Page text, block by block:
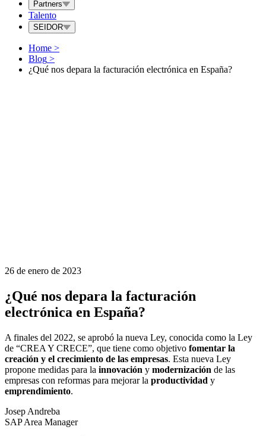
Partners
Talento
SEIDOR
Home >
Blog >
¿Qué nos depara la facturación electrónica en España?
26 de enero de 2023
¿Qué nos depara la facturación
electrónica en España?
A finales del 2022, se aprobó la nueva Ley, conocida como la Ley
de “CREA Y CRECE”, que tiene como objetivo fomentar la
creación y el crecimiento de las empresas. Esta nueva Ley
propone medidas para la innovación y modernización de las
empresas con reformas para mejorar la productividad y
emprendimiento.
Josep Andreba
SAP Area Manager